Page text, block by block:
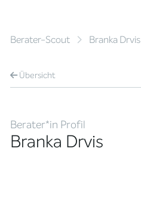
Berater-Scout Branka Drvis
Übersicht
Berater*in Profil
Branka Drvis